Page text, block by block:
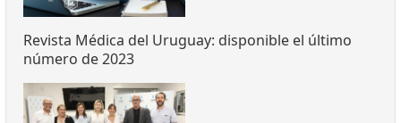
Revista Médica del Uruguay: disponible el último
número de 2023